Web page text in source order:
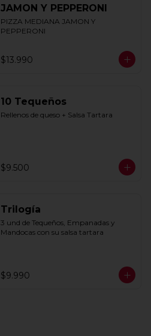
JAMON Y PEPPERONI
PIZZA MEDIANA JAMON Y
PEPPERONI
$13.990
10 Tequeños
Rellenos de queso + Salsa Tartara
$9.500
Trilogía
3 und de Tequeños, Empanadas y
Mandocas con su salsa tartara
$9.990